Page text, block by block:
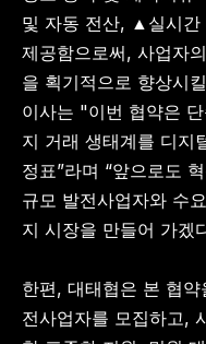
및 자동 전산, ▲실시간
제공함으로써, 사업자
을 획기적으로 향상시
이사는 "이번 협약은
지 거래 생태계를 디지
정표”라며 “앞으로도
규모 발전사업자와 수
지 시장을 만들어 가겠
한편, 대태협은 본 협
전사업자를 모집하고,